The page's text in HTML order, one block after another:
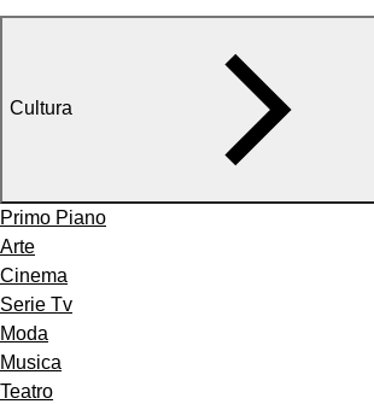
Cultura
Primo Piano
Arte
Cinema
Serie Tv
Moda
Musica
Teatro